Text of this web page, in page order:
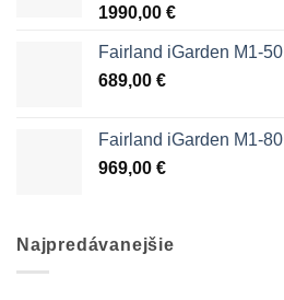
1990,00 €
Fairland iGarden M1-50
689,00 €
Fairland iGarden M1-80
969,00 €
Najpredávanejšie